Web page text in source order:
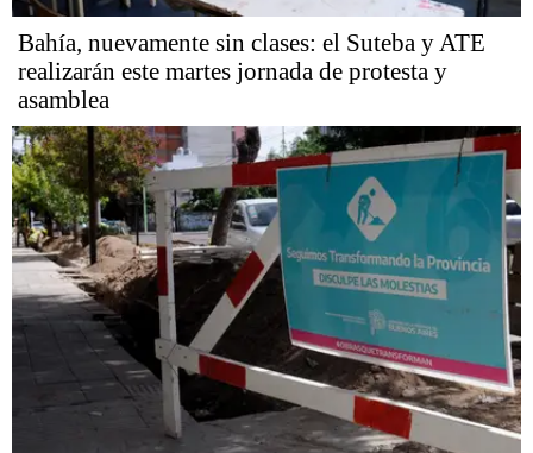
Bahía, nuevamente sin clases: el Suteba y ATE
realizarán este martes jornada de protesta y
asamblea